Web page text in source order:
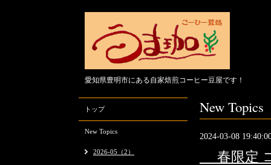
愛知県豊明市にある自家焙煎コーヒー豆屋です！
New Topics
2024-03-08
春限定
トップ
New Topics
2026-05（2）